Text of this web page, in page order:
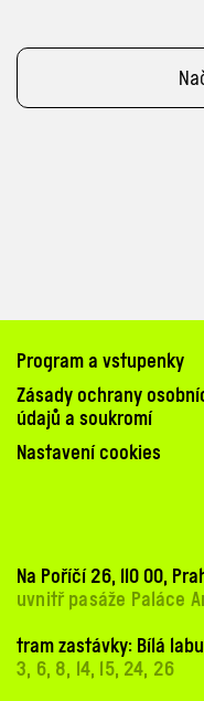
Program a vstupenky
Zásady ochrany
údajů a soukromí
Nastavení cookies
Na Poříčí 26, 110 00,
uvnitř pasáže Paláce
tram zastávky: Bílá
3, 6, 8, 14, 15, 24, 26